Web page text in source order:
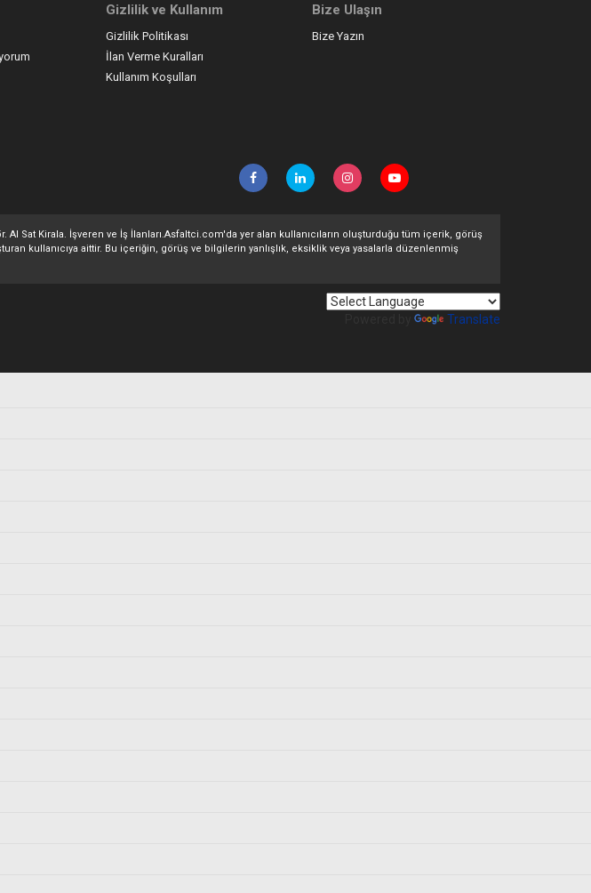
Gizlilik ve Kullanım
Gizlilik Politikası
İlan Verme Kuralları
Kullanım Koşulları
Bize Ulaşın
Bize Yazın
Sat Kirala. İşveren ve İş İlanları.Asfaltci.com'da yer alan kullanıcıların oluşturduğu tüm içerik, görüş
kullanıcıya aittir. Bu içeriğin, görüş ve bilgilerin yanlışlık, eksiklik veya yasalarla düzenlenmiş
Translate